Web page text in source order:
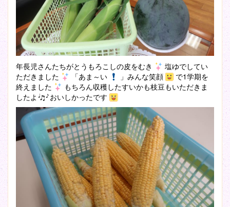
年長児さんたちがとうもろこしの皮をむき
塩ゆでしてい
ただきました
「あま～い 」みんな笑顔
で1学期を
終えました
もちろん収穫したすいかも枝豆もいただきま
したよ
おいしかったです